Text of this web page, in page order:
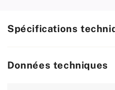
Spécifications
Données techniques